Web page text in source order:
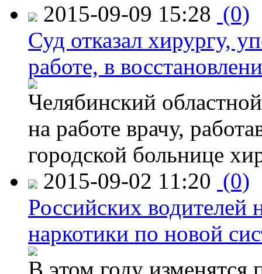
2015-09-09 15:28 (0)
Суд отказал хирургу,
работе, в
Челябинский
на работе врачу,
городской больнице
2015-09-02 11:20 (0)
Российских водителей
наркотики по новой
В этом году изменятся